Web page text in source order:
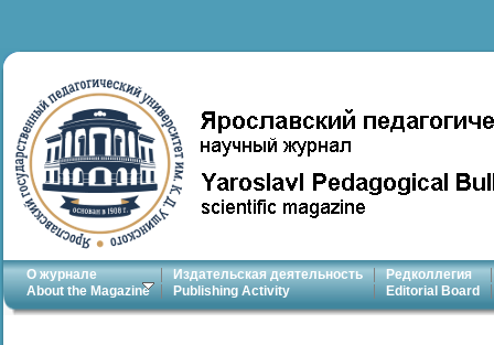
О журнале
About the Magazine
Издательская деятельность
Publishing Activity
Редколлегия
Editorial Board